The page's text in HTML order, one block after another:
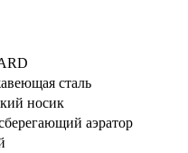
сталь
носик
аэратор